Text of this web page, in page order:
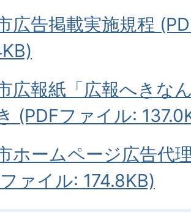
広告掲載実施規程
広報紙「広報へきな
(PDFファイル:
ホームページ広告代
ァイル: 174.8KB)